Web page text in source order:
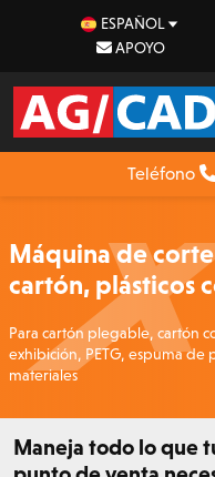
ESPAÑOL
APOYO
Teléfono
Máquina de
cartón, plásticos
Para cartón plegable, cartón
exhibición, PETG, espuma de
materiales
Maneja todo lo que